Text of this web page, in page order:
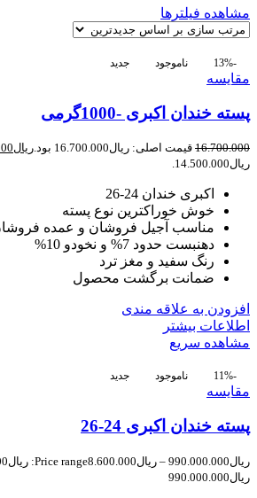
مشاهده فیلترها
-13% ناموجود جدید
مقایسه
پسته خندان اکبری -1000گرمی
16.700.000 قیمت اصلی: ریال16.700.000 بود. ریال
ریال14.500.000.
اکبری خندان 24-26
خوش خوراکترین نوع پسته
مناسب آجیل فروشان و عمده
دهنبست حدود 7% و نخودو 10%
رنگ سفید و مغز ترد
ضمانت برگشت محصول
افزودن به علاقه مندی
اطلاعات بیشتر
مشاهده سریع
-11% ناموجود جدید
مقایسه
پسته خندان اکبری 24-26
ریال990.000.000
– ریال8.600.000
ریال990.000.000